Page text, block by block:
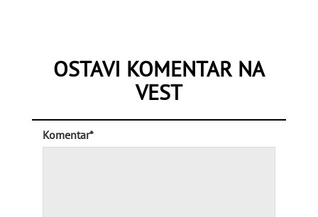
OSTAVI KOMENTAR NA
VEST
Komentar*